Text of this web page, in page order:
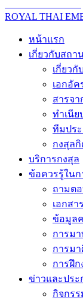
ROYAL THAI
หน้าแรก
เกี่ยวกับสถา
เกี่ยว
เอกอั
สารจ
ทำเนีย
ทีมประ
กงสุล
บริการกงสุล
ข้อควรรู้ในก
ถามตอ
เอกสา
ข้อมูล
การม
การม
การฝึ
ข่าวและประ
กิจกร